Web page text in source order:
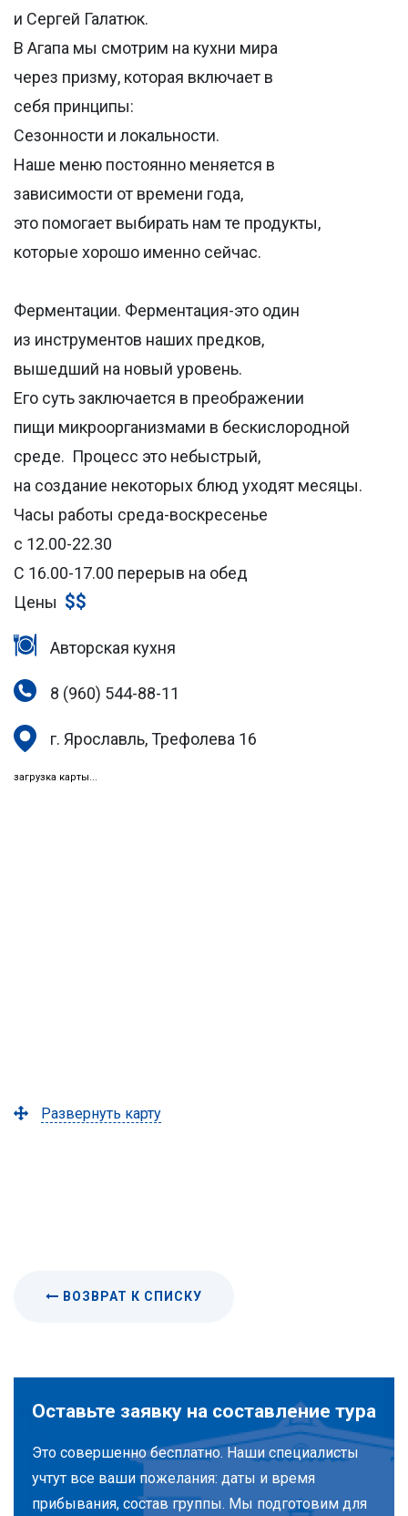
и Сергей Галатюк.
В Агапа мы смотрим на кухни мира
через призму, которая включает в
себя принципы:
Сезонности и локальности.
Наше меню постоянно меняется в
зависимости от времени года,
это помогает выбирать нам те продукты,
которые хорошо именно сейчас.
Ферментации. Ферментация-это один
из инструментов наших предков,
вышедший на новый уровень.
Его суть заключается в преображении
пищи микроорганизмами в бескислородной
среде. Процесс это небыстрый,
на создание некоторых блюд уходят месяцы.
Часы работы среда-воскресенье
с 12.00-22.30
С 16.00-17.00 перерыв на обед
Цены $$
Авторская кухня
8 (960) 544-88-11
г. Ярославль, Трефолева 16
загрузка карты...
Развернуть карту
ВОЗВРАТ К СПИСКУ
Оставьте заявку на составление тура
Это совершенно бесплатно. Наши специалисты
учтут все ваши пожелания: даты и время
прибывания, состав группы. Мы подготовим для